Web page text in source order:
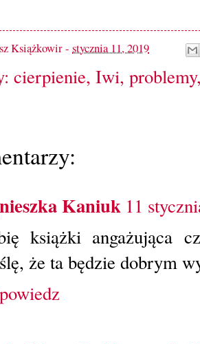
Książkowir- stycznia 11, 2019
cierpienie, Iwi, problemy
Kaniuk 11
książki angażująca
że ta będzie dobrym